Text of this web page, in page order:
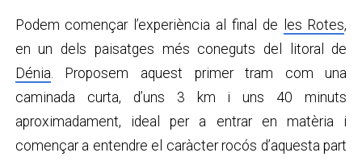
Podem començar l’experiència al final de les Rotes,
en un dels paisatges més coneguts del litoral de
Dénia. Proposem aquest primer tram com una
caminada curta, d’uns 3 km i uns 40 minuts
aproximadament, ideal per a entrar en matèria i
començar a entendre el caràcter rocós d’aquesta part